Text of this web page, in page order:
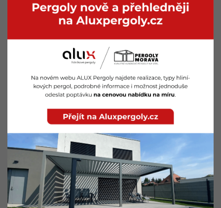
Máte dotaz? Napište nám
Dejte nám vědět, brzy se vám ozveme.
Telefon *
E-mail *
Co pro vás můžeme udělat?